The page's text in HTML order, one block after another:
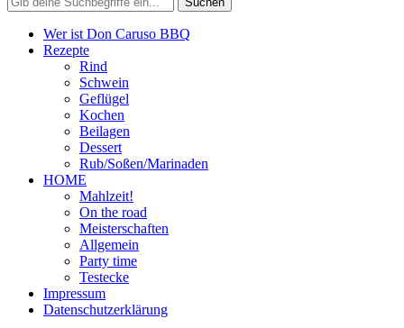
Wer ist Don Caruso BBQ
Rezepte
Rind
Schwein
Geflügel
Kochen
Beilagen
Dessert
Rub/Soßen/Marinaden
HOME
Mahlzeit!
On the road
Meisterschaften
Allgemein
Party time
Testecke
Impressum
Datenschutzerklärung